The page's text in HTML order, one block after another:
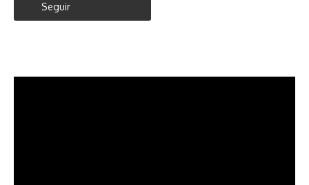
Seguir